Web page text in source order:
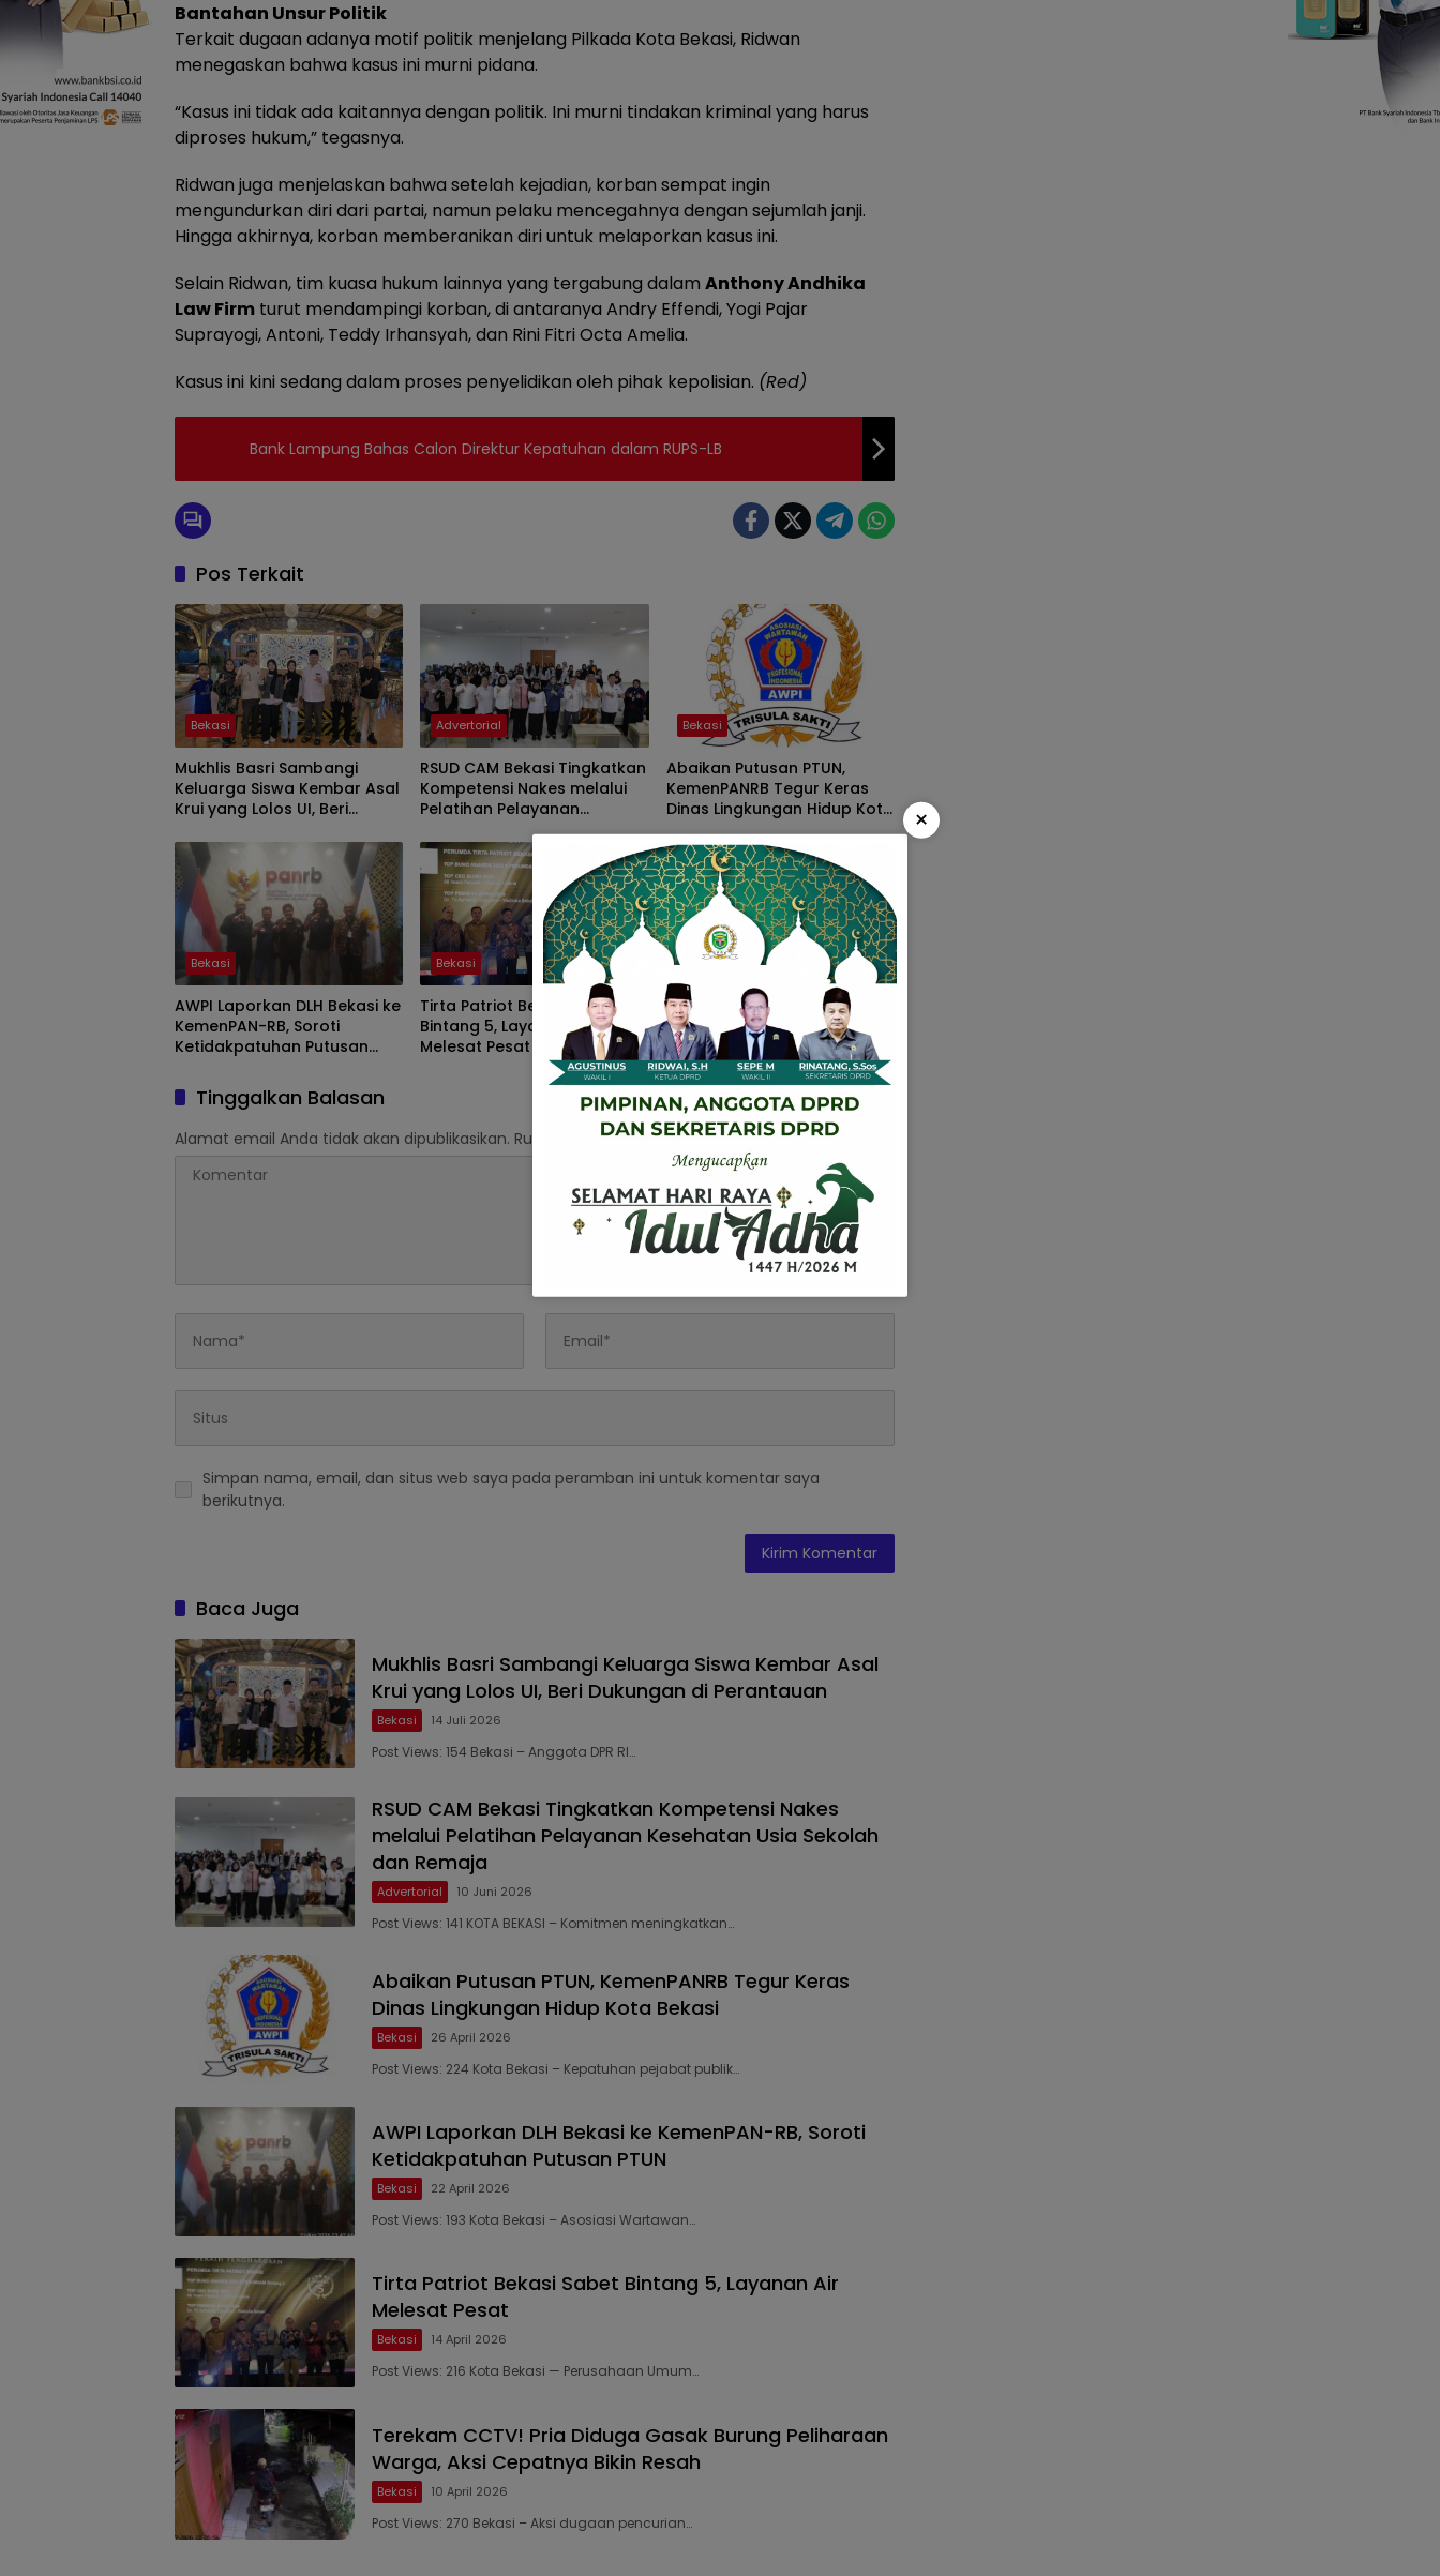
Bantahan Unsur Politik
Terkait dugaan adanya motif politik menjelang Pilkada Kota Bekasi, Ridwan
menegaskan bahwa kasus ini murni pidana.
“Kasus ini tidak ada kaitannya dengan politik. Ini murni tindakan kriminal yang harus
diproses hukum,” tegasnya.
Ridwan juga menjelaskan bahwa setelah kejadian, korban sempat ingin
mengundurkan diri dari partai, namun pelaku mencegahnya dengan sejumlah janji.
Hingga akhirnya, korban memberanikan diri untuk melaporkan kasus ini.
Selain Ridwan, tim kuasa hukum lainnya yang tergabung dalam Anthony Andhika
Law Firm turut mendampingi korban, di antaranya Andry Effendi, Yogi Pajar
Suprayogi, Antoni, Teddy Irhansyah, dan Rini Fitri Octa Amelia.
Kasus ini kini sedang dalam proses penyelidikan oleh pihak kepolisian. (Red)
Bank Lampung Bahas Calon Direktur Kepatuhan dalam RUPS-LB
Pos Terkait
Bekasi
Mukhlis Basri Sambangi
Keluarga Siswa Kembar Asal
Krui yang Lolos UI, Beri
Advertorial
RSUD CAM Bekasi Tingkatkan
Kompetensi Nakes melalui
Pelatihan Pelayanan
Kesehatan Usia Sekolah dan
Remaja
Bekasi
Abaikan Putusan PTUN,
KemenPANRB Tegur Keras
Dinas Lingkungan Hidup Kota
Bekasi
Bekasi
AWPI Laporkan DLH Bekasi ke
KemenPAN-RB, Soroti
Ketidakpatuhan Putusan
Bekasi
Tirta Patriot Bekasi Sabet
Bintang 5, Layanan Air
Melesat Pesat
Bekasi
Terekam CCTV! Pria Diduga
Gasak Burung Peliharaan
Warga, Aksi Cepatnya Bikin
Resah
Tinggalkan Balasan
Alamat email Anda tidak akan dipublikasikan. Ruas yang wajib ditandai*
Simpan nama, email, dan situs web saya pada peramban ini untuk komentar saya
berikutnya.
Baca Juga
Mukhlis Basri Sambangi Keluarga Siswa Kembar Asal
Krui yang Lolos UI, Beri Dukungan di Perantauan
Bekasi 14 Juli 2026
Post Views: 154 Bekasi – Anggota DPR RI…
RSUD CAM Bekasi Tingkatkan Kompetensi Nakes
melalui Pelatihan Pelayanan Kesehatan Usia Sekolah
dan Remaja
Advertorial 10 Juni 2026
Post Views: 141 KOTA BEKASI – Komitmen meningkatkan…
Abaikan Putusan PTUN, KemenPANRB Tegur Keras
Dinas Lingkungan Hidup Kota Bekasi
Bekasi 26 April 2026
Post Views: 224 Kota Bekasi – Kepatuhan pejabat publik…
AWPI Laporkan DLH Bekasi ke KemenPAN-RB, Soroti
Ketidakpatuhan Putusan PTUN
Bekasi 22 April 2026
Post Views: 193 Kota Bekasi – Asosiasi Wartawan…
Tirta Patriot Bekasi Sabet Bintang 5, Layanan Air
Melesat Pesat
Bekasi 14 April 2026
Post Views: 216 Kota Bekasi — Perusahaan Umum…
Terekam CCTV! Pria Diduga Gasak Burung Peliharaan
Warga, Aksi Cepatnya Bikin Resah
Bekasi 10 April 2026
Post Views: 270 Bekasi – Aksi dugaan pencurian…
×